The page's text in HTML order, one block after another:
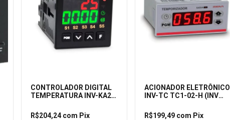
CONTROLADOR DIGITAL
TEMPERATURA INV-KA2-
R$204,24 com Pix
ACIONADOR ELETRÔNICO
INV-TC TC1-02-H (INV
R$199,49 com Pix